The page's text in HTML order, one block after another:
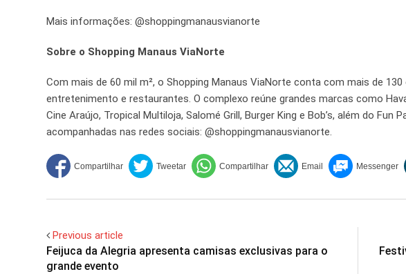
Mais informações: @shoppingmanausvianorte
Sobre o Shopping Manaus ViaNorte
Com mais de 60 mil m², o Shopping Manaus ViaNorte conta com mais de
entretenimento e restaurantes. O complexo reúne grandes marcas como
Cine Araújo, Tropical Multiloja, Salomé Grill, Burger King e Bob’s, além do Fun
acompanhadas nas redes sociais: @shoppingmanausvianorte.
Previous article
Feijuca da Alegria apresenta camisas exclusivas para o
grande evento